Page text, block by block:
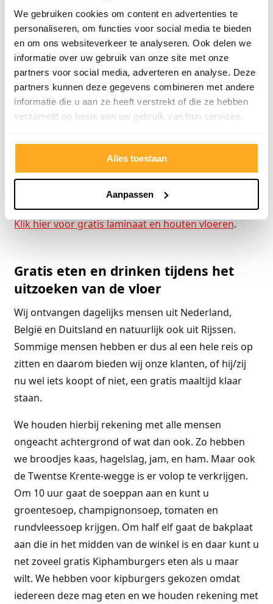
We gebruiken cookies om content en advertenties te
personaliseren, om functies voor social media te bieden
en om ons websiteverkeer te analyseren. Ook delen we
informatie over uw gebruik van onze site met onze
partners voor social media, adverteren en analyse. Deze
partners kunnen deze gegevens combineren met andere
informatie die u aan ze heeft verstrekt of die ze hebben
verzameld op basis van uw gebruik van hun services.
Alles toestaan
Aanpassen
Gratis laminaat in Rijssen?
Bent u op zoek naar gratis laminaat, ook dan bent u
bij Bebo Parket aan het juiste adres. Hoe u een
laminaat vloer gratis kunt krijgen, leest u in de
onderstaande link waar de spelregels worden
plinten en daarbij krijgt u de laminaatvloer geheel
gratis, we hebben ook een mooi pakket
samengesteld voor de gratis houten
vloeren.Goedkoper kan niet!
Klik hier voor gratis laminaat en houten vloeren.
Gratis eten en drinken tijdens het
uitzoeken van de vloer
Wij ontvangen dagelijks mensen uit Nederland,
België en Duitsland en natuurlijk ook uit Rijssen.
Sommige mensen hebben er dus al een hele reis op
zitten en daarom bieden wij onze klanten, of hij/zij
nu wel iets koopt of niet, een gratis maaltijd klaar
staan.
We houden hierbij rekening met alle mensen
ongeacht achtergrond of wat dan ook. Zo hebben
we broodjes kaas, hagelslag, jam, en ham. Maar ook
de Twentse Krente-wegge is er volop te verkrijgen.
Om 10 uur gaat de soeppan aan en kunt u
groentesoep, champignonsoep, tomaten en
rundvleessoep krijgen. Om half elf gaat de bakplaat
aan die in het midden van de winkel is en daar kunt u
net zoveel gratis Kiphamburgers eten als u maar
wilt. We hebben voor kipburgers gekozen omdat
iedereen deze mag eten en we houden rekening met